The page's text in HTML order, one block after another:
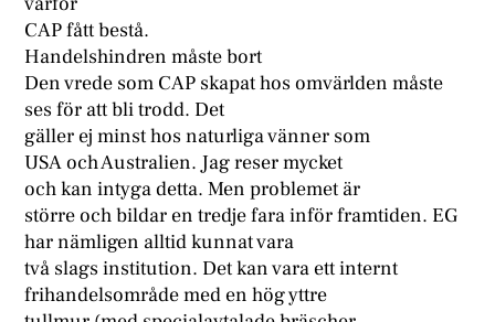
CAP fått bestå.
Handelshindren måste bort
Den vrede som CAP skapat hos omvärlden måste
ses för att bli trodd. Det
gäller ej minst hos naturliga vänner som
USA och Australien. Jag reser mycket
och kan intyga detta. Men problemet är
större och bildar en tredje fara inför framtiden. EG
har nämligen alltid kunnat vara
två slags institution. Det kan vara ett internt
frihandelsområde med en hög yttre